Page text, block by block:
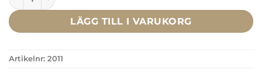
LÄGG TILL I VARUKORG
Artikelnr: 2011